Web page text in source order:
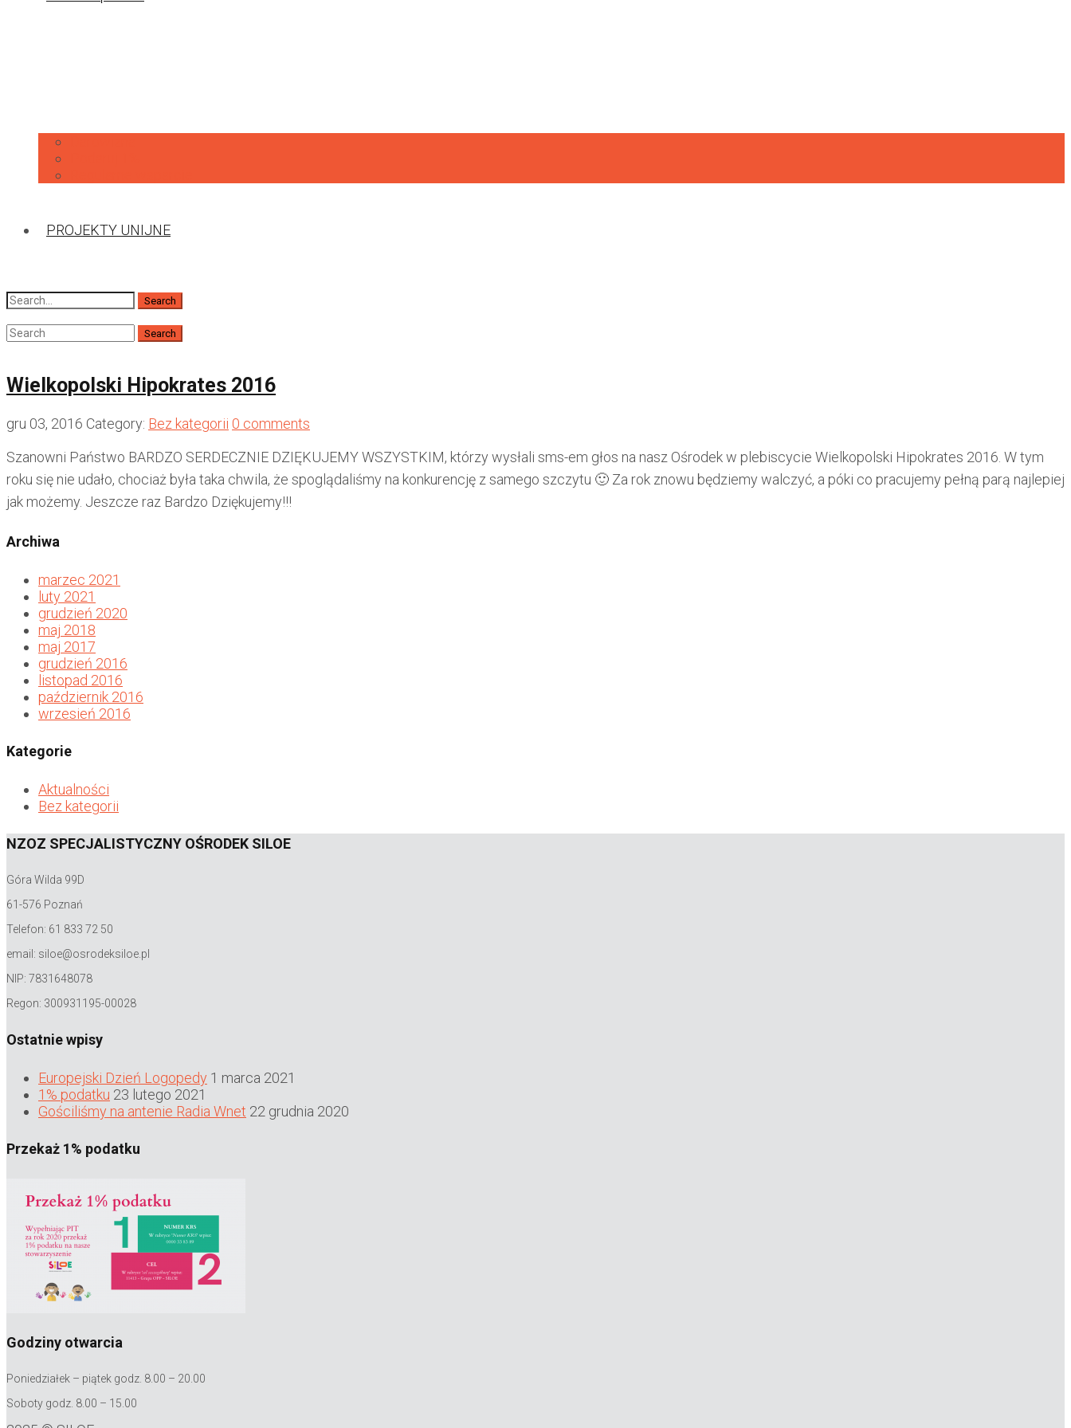
PROJEKTY UNIJNE
Wielkopolski Hipokrates 2016
gru 03, 2016 Category: Bez kategorii 0 comments
Szanowni Państwo BARDZO SERDECZNIE DZIĘKUJEMY WSZYSTKIM, którzy wysłali sms-em głos na nasz Ośrodek w plebiscycie Wielkopolski Hipokrates 2016. W tym
roku się nie udało, chociaż była taka chwila, że spoglądaliśmy na konkurencję z samego szczytu 🙂 Za rok znowu będziemy walczyć, a póki co pracujemy pełną parą najlepiej
jak możemy. Jeszcze raz Bardzo Dziękujemy!!!
Archiwa
marzec 2021
luty 2021
grudzień 2020
maj 2018
maj 2017
grudzień 2016
listopad 2016
październik 2016
wrzesień 2016
Kategorie
Aktualności
Bez kategorii
NZOZ SPECJALISTYCZNY OŚRODEK SILOE
Góra Wilda 99D
61-576 Poznań
Telefon: 61 833 72 50
email: siloe@osrodeksiloe.pl
NIP: 7831648078
Regon: 300931195-00028
Ostatnie wpisy
Europejski Dzień Logopedy 1 marca 2021
1% podatku 23 lutego 2021
Gościliśmy na antenie Radia Wnet 22 grudnia 2020
Przekaż 1% podatku
Godziny otwarcia
Poniedziałek – piątek godz. 8.00 – 20.00
Soboty godz. 8.00 – 15.00